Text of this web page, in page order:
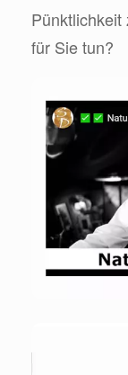
für Sie tun?